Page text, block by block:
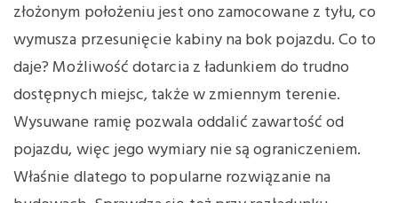
złożonym położeniu jest ono zamocowane z tyłu, co
wymusza przesunięcie kabiny na bok pojazdu. Co to
daje? Możliwość dotarcia z ładunkiem do trudno
dostępnych miejsc, także w zmiennym terenie.
Wysuwane ramię pozwala oddalić zawartość od
pojazdu, więc jego wymiary nie są ograniczeniem.
Właśnie dlatego to popularne rozwiązanie na